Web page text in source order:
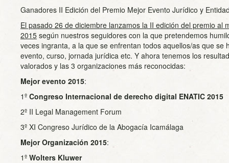
Ganadores II Edición del Premio Mejor Evento Jurídico y
El pasado 26 de diciembre lanzamos la II edición del premio al
2015 según nuestros seguidores con la que pretendemos
veces ingranta, a la que se enfrentan todos aquellos/as que se
evento, curso, jornada jurídica etc. Y ahora tenemos los
valorados y las 3 organizaciones más reconocidas:
Mejor evento 2015:
1º Congreso Internacional de derecho digital ENATIC 2015
2º II Legal Management Forum
3º XI Congreso Jurídico de la Abogacía Icamálaga
Mejor Organización 2015:
1º Wolters Kluwer